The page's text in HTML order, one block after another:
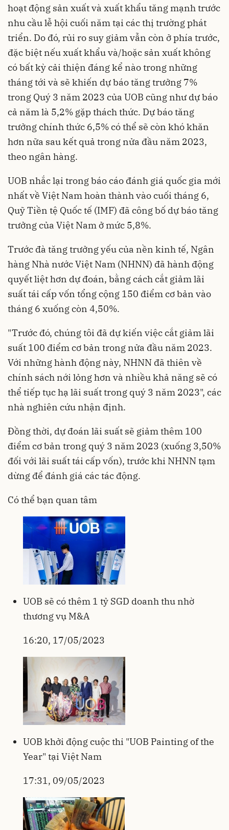
hoạt động sản xuất và xuất khẩu tăng mạnh trước
nhu cầu lễ hội cuối năm tại các thị trường phát
triển. Do đó, rủi ro suy giảm vẫn còn ở phía trước,
đặc biệt nếu xuất khẩu và/hoặc sản xuất không
có bất kỳ cải thiện đáng kể nào trong những
tháng tới và sẽ khiến dự báo tăng trưởng 7%
trong Quý 3 năm 2023 của UOB cũng như dự báo
cả năm là 5,2% gặp thách thức. Dự báo tăng
trưởng chính thức 6,5% có thể sẽ còn khó khăn
hơn nữa sau kết quả trong nửa đầu năm 2023,
theo ngân hàng.
UOB nhắc lại trong báo cáo đánh giá quốc gia mới
nhất về Việt Nam hoàn thành vào cuối tháng 6,
Quỹ Tiền tệ Quốc tế (IMF) đã công bố dự báo tăng
trưởng của Việt Nam ở mức 5,8%.
Trước đà tăng trưởng yếu của nền kinh tế, Ngân
hàng Nhà nước Việt Nam (NHNN) đã hành động
quyết liệt hơn dự đoán, bằng cáchcắt giảm lãi
suấttái cấp vốn tổng cộng 150 điểm cơ bản vào
tháng 6 xuống còn 4,50%.
"Trước đó, chúng tôi đã dự kiến việc cắt giảm lãi
suất 100 điểm cơ bản trong nửa đầu năm 2023.
Với những hành động này, NHNN đã thiên về
chính sách nới lỏng hơn và nhiều khả năng sẽ có
thể tiếp tục hạ lãi suất trong quý 3 năm 2023", các
nhà nghiên cứu nhận định.
Đồng thời, dự đoán lãi suất sẽ giảm thêm 100
điểm cơ bản trong quý 3 năm 2023 (xuống 3,50%
đối với lãi suất tái cấp vốn), trước khi NHNN tạm
dừng để đánh giá các tác động.
Có thể bạn quan tâm
UOB sẽ có thêm 1 tỷ SGD doanh thu nhờ
thương vụ M&A
16:20, 17/05/2023
UOB khởi động cuộc thi "UOB Painting of the
Year" tại Việt Nam
17:31, 09/05/2023